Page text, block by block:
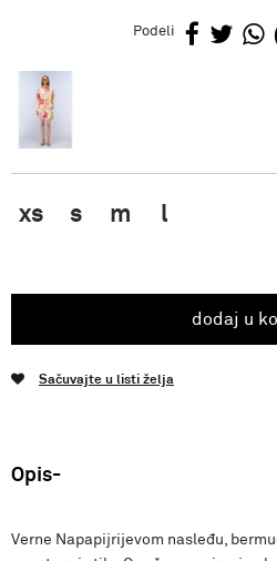
Podeli
xs s m l
dodaj u
Sačuvajte u listi želja
Opis
Verne Napapijrijevom nasleđu,